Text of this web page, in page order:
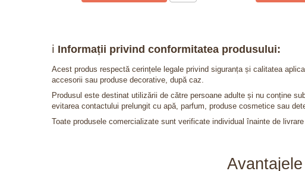
ℹ️ Informații privind conformitatea produsului:
Acest produs respectă cerințele legale privind siguranța și calitatea
accesorii sau produse decorative, după caz.
Produsul este destinat utilizării de către persoane adulte și nu conține
evitarea contactului prelungit cu apă, parfum, produse cosmetice sau
Toate produsele comercializate sunt verificate individual înainte de